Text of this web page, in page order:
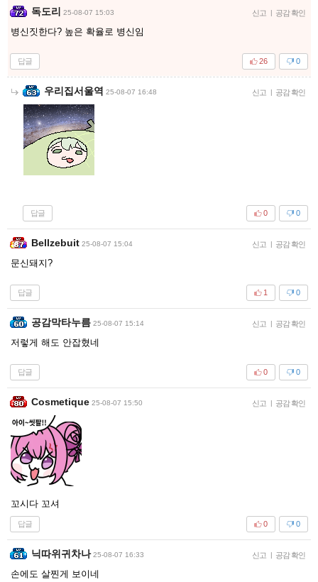
독도리 25-08-07 15:03 신고 | 공감 확인
병신짓한다? 높은 확율로 병신임
답글 0
26
우리집서울역 25-08-07 16:48 신고 | 공감 확인
답글 0
0
Bellzebuit 25-08-07 15:04 신고 | 공감 확인
문신돼지?
답글 0
1
공감막타누름 25-08-07 15:14 신고 | 공감 확인
저렇게 해도 안잡혔네
답글 0
0
Cosmetique 25-08-07 15:50 신고 | 공감 확인
꼬시다 꼬셔
답글 0
0
닉따위귀차나 25-08-07 16:33 신고 | 공감 확인
손에도 살찐게 보이네